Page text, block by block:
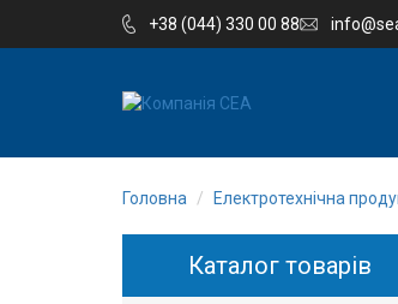
+38 (044) 330 00 88
Компанія
Головна Електротехнічна
Каталог товарів